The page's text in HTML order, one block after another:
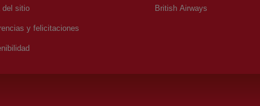
del sitio
y felicitaciones
British Airways